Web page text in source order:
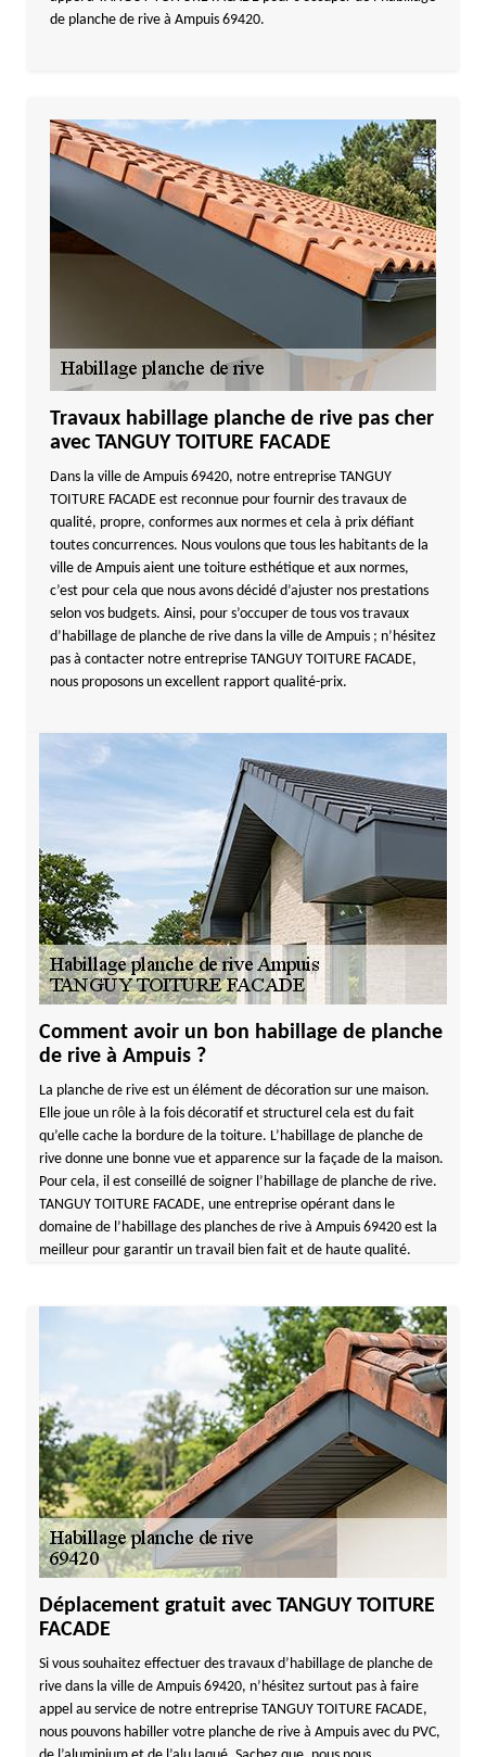
de planche de rive à Ampuis 69420.
Travaux habillage planche de rive pas cher
avec TANGUY TOITURE FACADE
Dans la ville de Ampuis 69420, notre entreprise TANGUY
TOITURE FACADE est reconnue pour fournir des travaux de
qualité, propre, conformes aux normes et cela à prix défiant
toutes concurrences. Nous voulons que tous les habitants de la
ville de Ampuis aient une toiture esthétique et aux normes,
c’est pour cela que nous avons décidé d’ajuster nos prestations
selon vos budgets. Ainsi, pour s’occuper de tous vos travaux
d’habillage de planche de rive dans la ville de Ampuis ; n’hésitez
pas à contacter notre entreprise TANGUY TOITURE FACADE,
nous proposons un excellent rapport qualité-prix.
Comment avoir un bon habillage de planche
de rive à Ampuis ?
La planche de rive est un élément de décoration sur une maison.
Elle joue un rôle à la fois décoratif et structurel cela est du fait
qu’elle cache la bordure de la toiture. L’habillage de planche de
rive donne une bonne vue et apparence sur la façade de la maison.
Pour cela, il est conseillé de soigner l’habillage de planche de rive.
TANGUY TOITURE FACADE, une entreprise opérant dans le
domaine de l’habillage des planches de rive à Ampuis 69420 est la
meilleur pour garantir un travail bien fait et de haute qualité.
Déplacement gratuit avec TANGUY TOITURE
FACADE
Si vous souhaitez effectuer des travaux d’habillage de planche de
rive dans la ville de Ampuis 69420, n’hésitez surtout pas à faire
appel au service de notre entreprise TANGUY TOITURE FACADE,
nous pouvons habiller votre planche de rive à Ampuis avec du PVC,